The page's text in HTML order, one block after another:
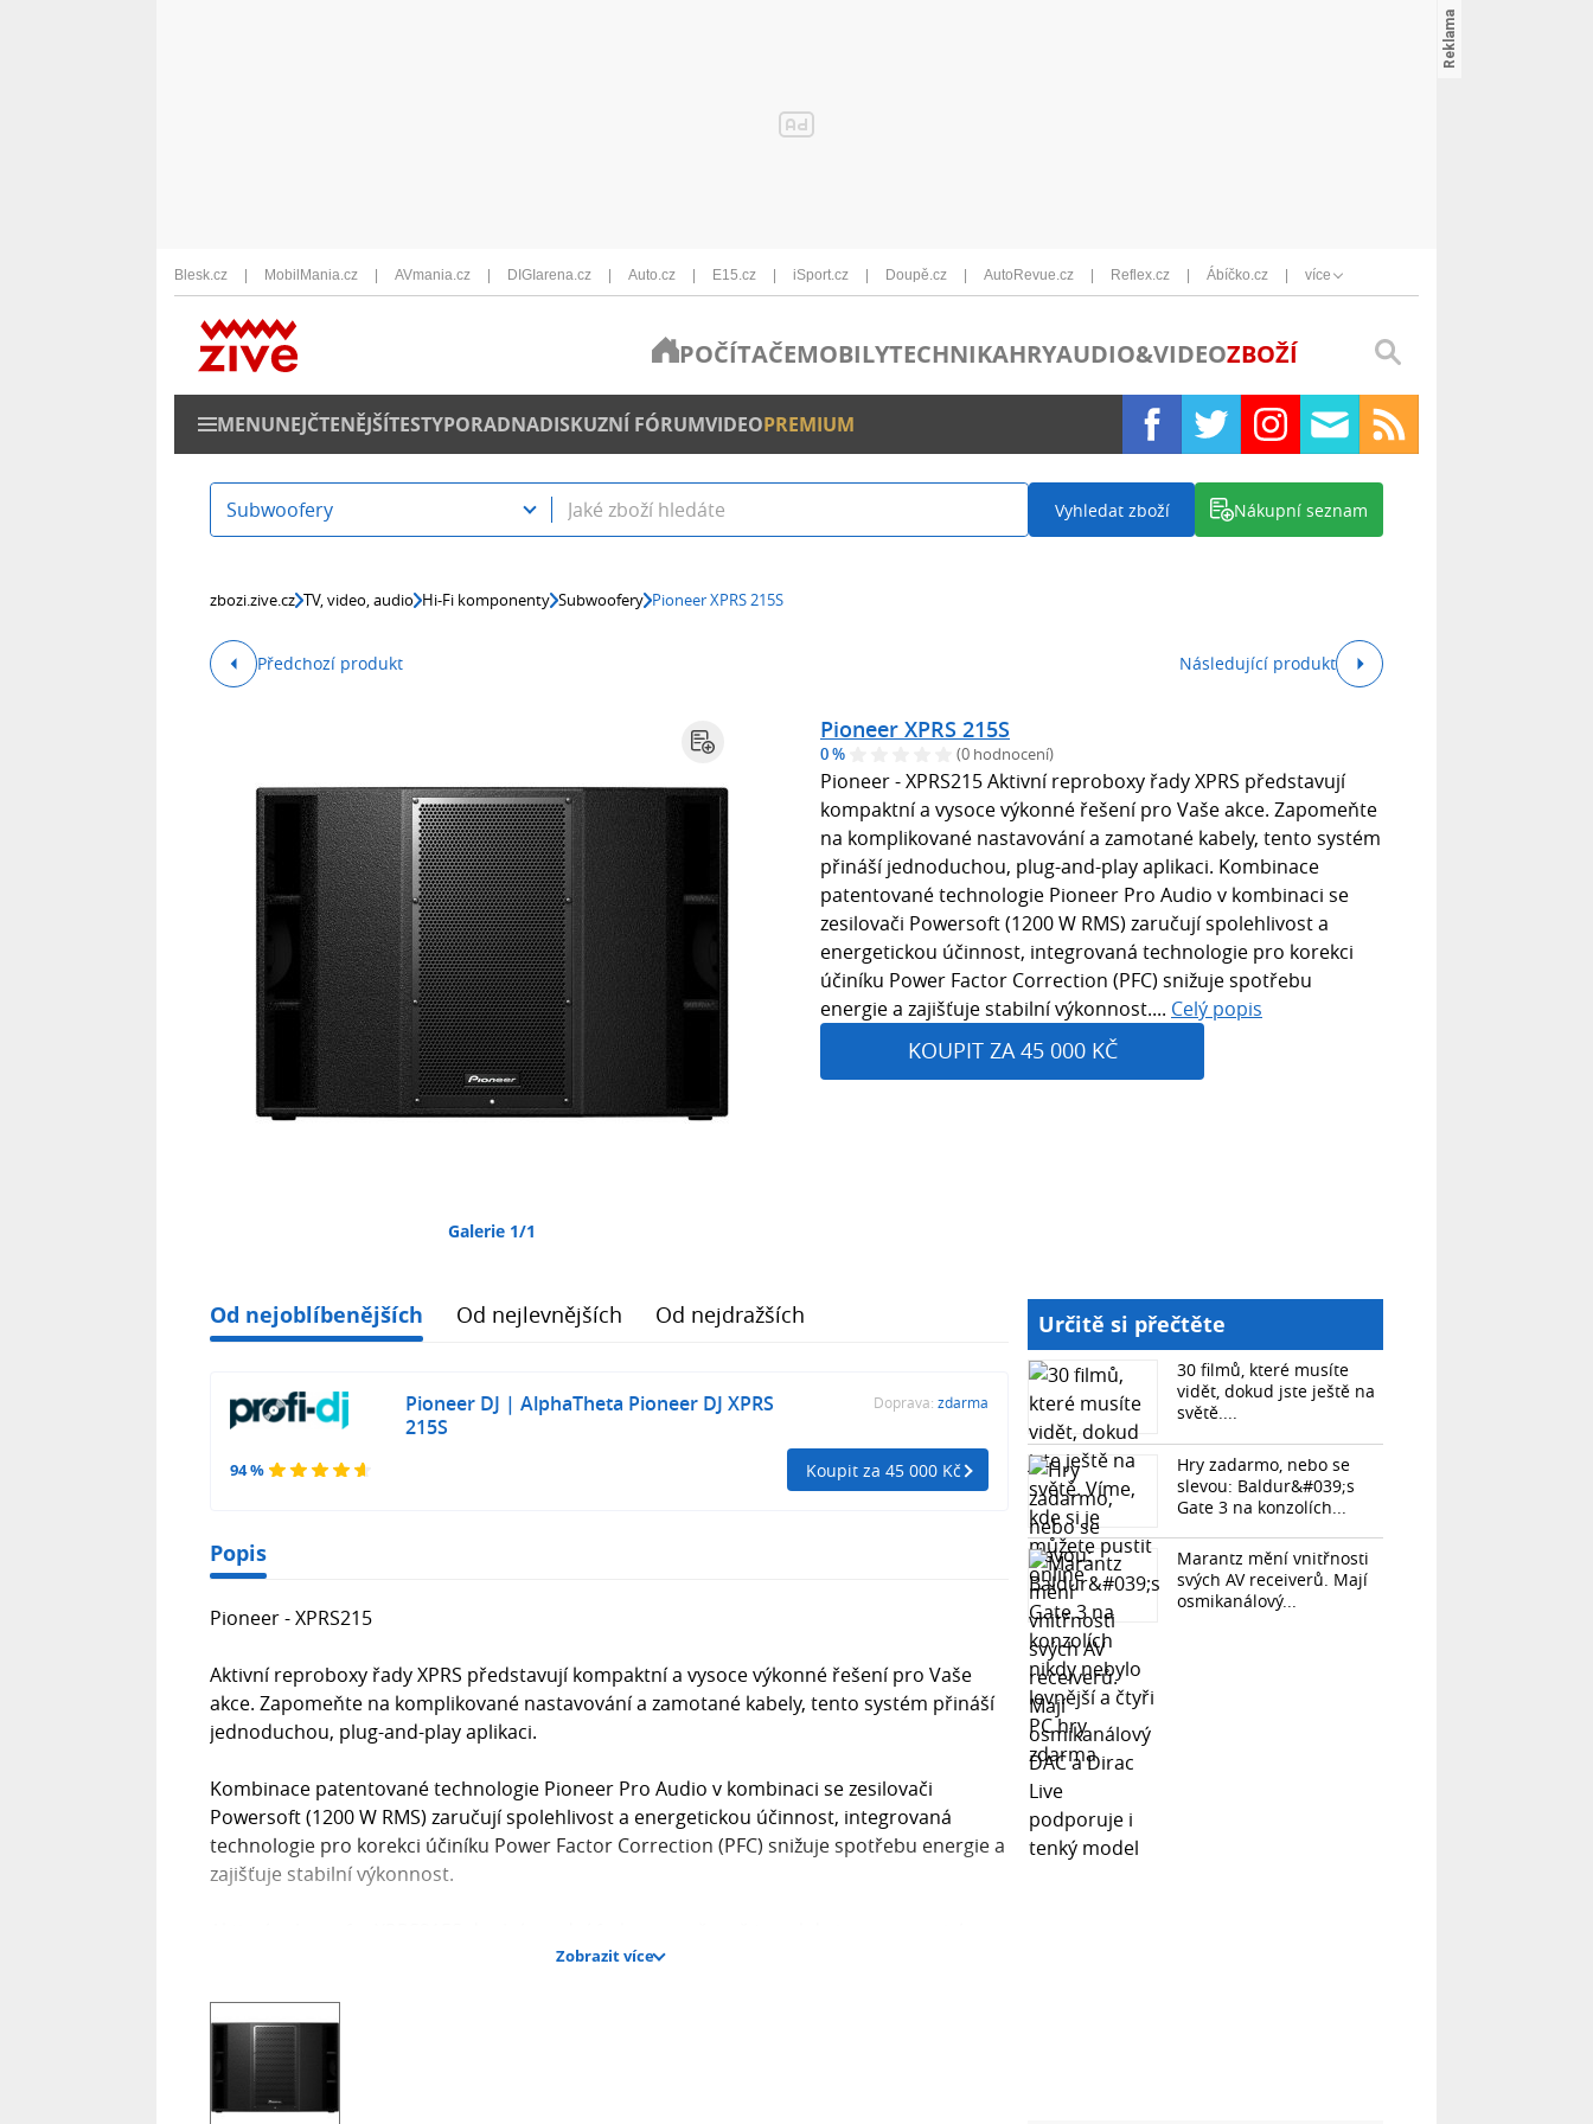
Blesk.cz MobilMania.cz AVmania.cz DIGIarena.cz Auto.cz E15.cz iSport.cz Doupě.cz AutoRevue.cz Reflex.cz Ábíčko.cz více
POČÍTAČEMOBILYTECHNIKAHRYAUDIO&VIDEOZBOŽÍ
MENUNEJČTENĚJŠÍTESTYPORADNADISKUZNÍ FÓRUMVIDEOPREMIUM
Subwoofery Vyhledat zboží Nákupní seznam
zbozi.zive.cz TV, video, audio Hi-Fi komponenty Subwoofery Pioneer XPRS 215S
Předchozí produkt Následující produkt
Galerie 1/1
Pioneer XPRS 215S
0 % (0 hodnocení)
Pioneer - XPRS215 Aktivní reproboxy řady XPRS představují
kompaktní a vysoce výkonné řešení pro Vaše akce. Zapomeňte
na komplikované nastavování a zamotané kabely, tento systém
přináší jednoduchou, plug-and-play aplikaci. Kombinace
patentované technologie Pioneer Pro Audio v kombinaci se
zesilovači Powersoft (1200 W RMS) zaručují spolehlivost a
energetickou účinnost, integrovaná technologie pro korekci
účiníku Power Factor Correction (PFC) snižuje spotřebu
energie a zajišťuje stabilní výkonnost.... Celý popis
KOUPIT ZA 45 000 KČ
Od nejoblíbenějších Od nejlevnějších Od nejdražších
94 %
Pioneer DJ | AlphaTheta Pioneer DJ XPRS
215S
Doprava: zdarma
Koupit za 45 000 Kč
Popis
Pioneer - XPRS215
Aktivní reproboxy řady XPRS představují kompaktní a vysoce výkonné řešení pro Vaše
akce. Zapomeňte na komplikované nastavování a zamotané kabely, tento systém přináší
jednoduchou, plug-and-play aplikaci.
Kombinace patentované technologie Pioneer Pro Audio v kombinaci se zesilovači
Powersoft (1200 W RMS) zaručují spolehlivost a energetickou účinnost, integrovaná
technologie pro korekci účiníku Power Factor Correction (PFC) snižuje spotřebu energie a
zajišťuje stabilní výkonnost.
potřebujete. Díky rychlé basové odezvě je subwoofer více než ideální pro elektronickou
Dvojité 15“ feritové LF drivery produkují bohaté a mocné basové frekvence, přičemž
přepínače Crossover a Phase umožňují snadné nastavení DSP.
Zobrazit více
Určitě si přečtěte
30 filmů, které musíte
vidět, dokud jste ještě na
světě....
Hry zadarmo, nebo se
slevou: Baldur&#039;s
Gate 3 na konzolích...
Marantz mění vnitřnosti
svých AV receiverů. Mají
osmikanálový...